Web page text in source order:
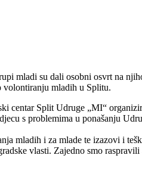
mladi su dali osobni osvrt na
volontiranju mladih u Splitu.
centar Split Udruge „MI“
s problemima u ponašanju
mladih i za mlade te izazovi i
vlasti. Zajedno smo